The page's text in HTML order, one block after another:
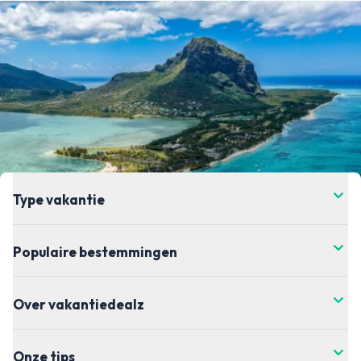
Type vakantie
Populaire bestemmingen
Over vakantiedealz
Onze tips